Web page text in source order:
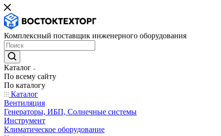
Комплексный поставщик инженерного оборудования
Каталог
По всему сайту
По каталогу
Каталог
Вентиляция
Генераторы, ИБП, Солнечные системы
Инструмент
Климатическое оборудование